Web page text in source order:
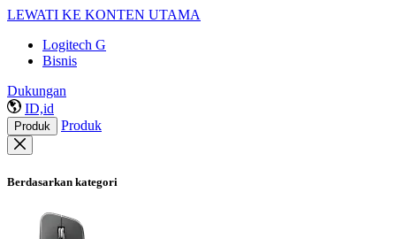
LEWATI KE KONTEN UTAMA
Logitech G
Bisnis
Dukungan
ID,id
Produk Produk
Berdasarkan kategori